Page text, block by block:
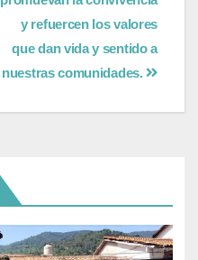
y refuercen los valores
que dan vida y sentido a
nuestras comunidades.